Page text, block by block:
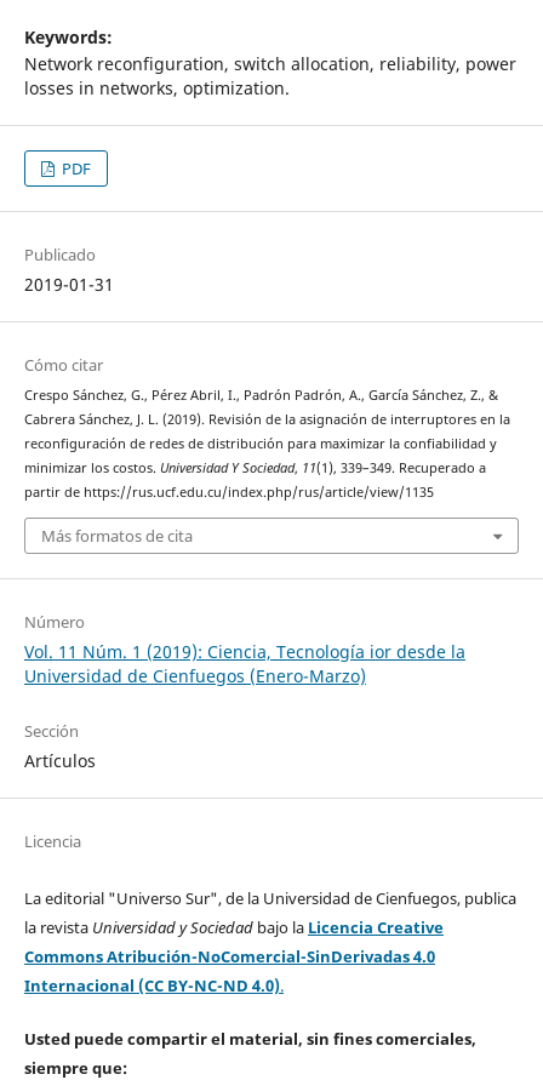
Keywords:
Network reconfiguration, switch allocation, reliability, power
losses in networks, optimization.
PDF
Publicado
2019-01-31
Cómo citar
Crespo Sánchez, G., Pérez Abril, I., Padrón Padrón, A., García Sánchez, Z., &
Cabrera Sánchez, J. L. (2019). Revisión de la asignación de interruptores en la
reconfiguración de redes de distribución para maximizar la confiabilidad y
minimizar los costos. Universidad Y Sociedad, 11(1), 339–349. Recuperado a
partir de https://rus.ucf.edu.cu/index.php/rus/article/view/1135
Más formatos de cita
Número
Vol. 11 Núm. 1 (2019): Ciencia, Tecnología ior desde la
Universidad de Cienfuegos (Enero-Marzo)
Sección
Artículos
Licencia
La editorial "Universo Sur", de la Universidad de Cienfuegos, publica
la revista Universidad y Sociedad bajo la Licencia Creative
Commons Atribución-NoComercial-SinDerivadas 4.0
Internacional (CC BY-NC-ND 4.0).
Usted puede compartir el material, sin fines comerciales,
siempre que: